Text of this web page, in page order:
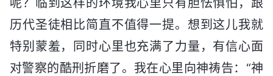
历代圣徒相比简直不值得一提。想到这儿我就
特别蒙羞，同时心里也充满了力量，有信心面
对警察的酷刑折磨了。我在心里向神祷告：“神